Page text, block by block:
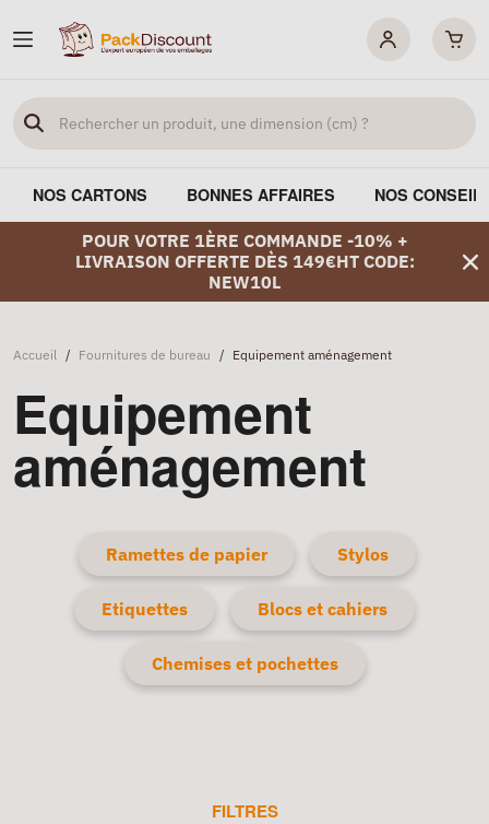
NOS CARTONS BONNES AFFAIRES NOS
POUR VOTRE 1ÈRE COMMANDE -10% +
LIVRAISON OFFERTE DÈS 149€HT CODE:
NEW10L
Accueil / Fournitures de bureau / Equipement aménagement
Equipement
aménagement
Ramettes de papier Stylos
Etiquettes Blocs et cahiers
Chemises et pochettes
FILTRES